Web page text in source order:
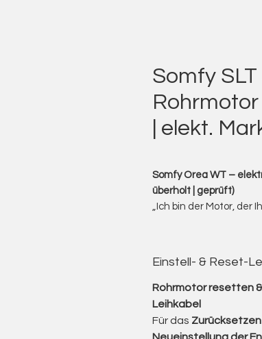
Somfy
| elekt.
Somfy Orea WT –
überholt | geprüft)
„Ich bin der Motor, der
Endlagenerkennung.
Die Orea WT-Serie ist
exakte
optimal zu schließen.
Vom kleinen Balkon bis
Einstell- & Reset-
Rohrmotor resetten
Leihkabel
Für das
Neueinstellung der